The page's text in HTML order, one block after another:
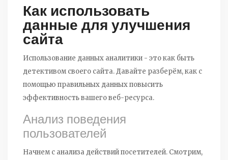
Как использовать
данные для улучшения
сайта
Использование данных аналитики - это как быть
детективом своего сайта. Давайте разберём, как с
помощью правильных данных повысить
эффективность вашего веб-ресурса.
Анализ поведения
пользователей
Начнем с анализа действий посетителей. Смотрим,